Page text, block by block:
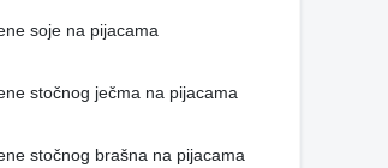
soje na pijacama
stočnog ječma na pijacama
stočnog brašna na pijacama